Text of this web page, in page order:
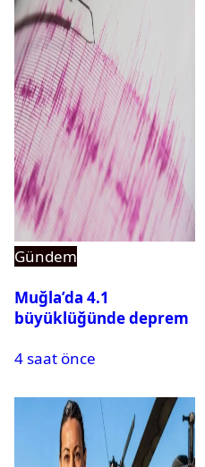
Gündem
Muğla’da 4.1
büyüklüğünde deprem
4 saat önce